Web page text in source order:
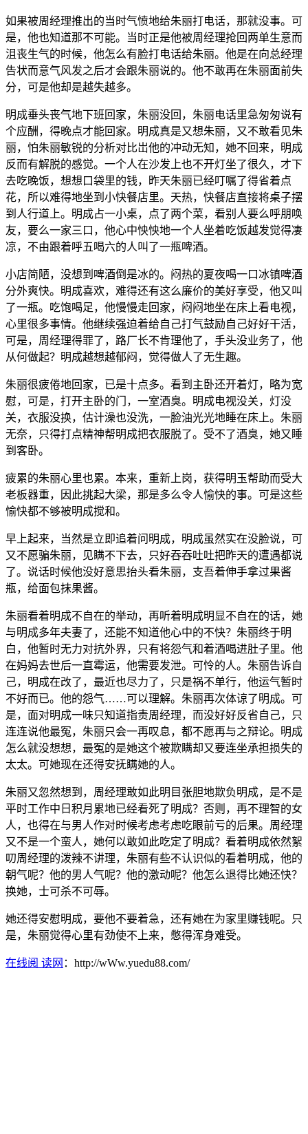
如果被周经理推出的当时气愤地给朱丽打电话，那就没事。可
是，他也知道那不可能。当时正是他被周经理抢回两单生意而
沮丧生气的时候，他怎么有脸打电话给朱丽。他是在向总经理
告状而意气风发之后才会跟朱丽说的。他不敢再在朱丽面前失
分，可是他却是越失越多。
明成垂头丧气地下班回家，朱丽没回，朱丽电话里急匆匆说有
个应酬，得晚点才能回家。明成真是又想朱丽，又不敢看见朱
丽，怕朱丽敏锐的分析对比岀他的冲动无知，她不回来，明成
反而有解脱的感觉。一个人在沙发上也不开灯坐了很久，才下
去吃晚饭，想想口袋里的钱，昨天朱丽已经叮嘱了得省着点
花，所以难得地坐到小快餐店里。天热，快餐店直接将桌子摆
到人行道上。明成占一小桌，点了两个菜，看别人要么呼朋唤
友，要么一家三口，他心中怏怏地一个人坐着吃饭越发觉得凄
凉，不由跟着呼五喝六的人叫了一瓶啤酒。
小店简陋，没想到啤酒倒是冰的。闷热的夏夜喝一口冰镇啤酒
分外爽快。明成喜欢，难得还有这么廉价的美好享受，他又叫
了一瓶。吃饱喝足，他慢慢走回家，闷闷地坐在床上看电视，
心里很多事情。他继续强迫着给自己打气鼓励自己好好干活，
可是，周经理得罪了，路厂长不肯理他了，手头没业务了，他
从何做起？明成越想越郁闷，觉得做人了无生趣。
朱丽很疲倦地回家，已是十点多。看到主卧还开着灯，略为宽
慰，可是，打开主卧的门，一室酒臭。明成电视没关，灯没
关，衣服没换，估计澡也没洗，一脸油光光地睡在床上。朱丽
无奈，只得打点精神帮明成把衣服脱了。受不了酒臭，她又睡
到客卧。
疲累的朱丽心里也累。本来，重新上岗，获得明玉帮助而受大
老板器重，因此挑起大梁，那是多么令人愉快的事。可是这些
愉快都不够被明成搅和。
早上起来，当然是立即追着问明成，明成虽然实在没脸说，可
又不愿骗朱丽，见瞒不下去，只好吞吞吐吐把昨天的遭遇都说
了。说话时候他没好意思抬头看朱丽，支吾着伸手拿过果酱
瓶，给面包抹果酱。
朱丽看着明成不自在的举动，再听着明成明显不自在的话，她
与明成多年夫妻了，还能不知道他心中的不快？朱丽终于明
白，他暂时无力对抗外界，只有将怨气和着酒喝进肚子里。他
在妈妈去世后一直霉运，他需要发泄。可怜的人。朱丽告诉自
己，明成在改了，最近也尽力了，只是祸不单行，他运气暂时
不好而已。他的怨气……可以理解。朱丽再次体谅了明成。可
是，面对明成一味只知道指责周经理，而没好好反省自己，只
连连说他最冤，朱丽只会一再叹息，都不愿再与之辩论。明成
怎么就没想想，最冤的是她这个被欺瞒却又要连坐承担损失的
太太。可她现在还得安抚瞒她的人。
朱丽又忽然想到，周经理敢如此明目张胆地欺负明成，是不是
平时工作中日积月累地已经看死了明成？否则，再不理智的女
人，也得在与男人作对时候考虑考虑吃眼前亏的后果。周经理
又不是一个蛮人，她何以敢如此吃定了明成？看着明成依然絮
叨周经理的泼辣不讲理，朱丽有些不认识似的看着明成，他的
朝气呢？他的男人气呢？他的激动呢？他怎么退得比她还快？
换她，士可杀不可辱。
她还得安慰明成，要他不要着急，还有她在为家里赚钱呢。只
是，朱丽觉得心里有劲使不上来，憋得浑身难受。
在线阅 读网 ：http://wWw.yuedu88.com/